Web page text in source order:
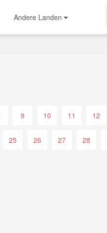
Andere Landen
9 10 11 12
25 26 27 28